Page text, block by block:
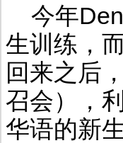
今年
生训练，
回来之后
召会），
华语的新